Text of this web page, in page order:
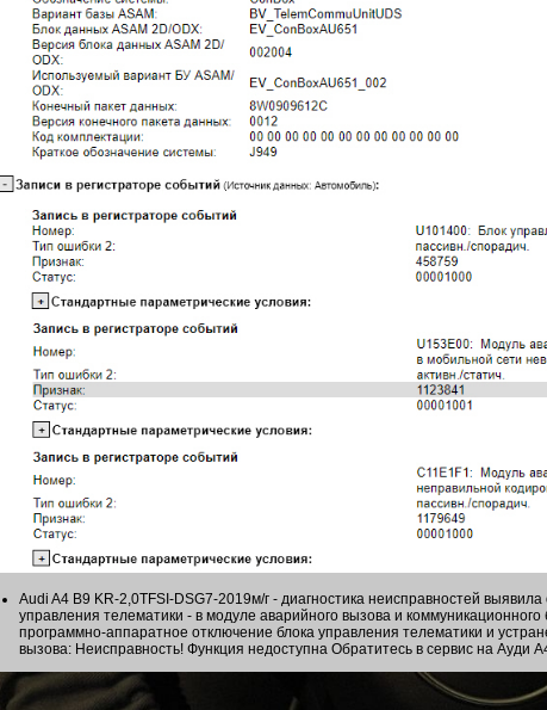
Audi A4 B9 KR-2,0TFSI-DSG7-2019м/г - диагностика неисправностей
управления телематики - в модуле аварийного вызова и
программно-аппаратное отключение блока управления телематики и
вызова: Неисправность! Функция недоступна Обратитесь в сервис на Ауди